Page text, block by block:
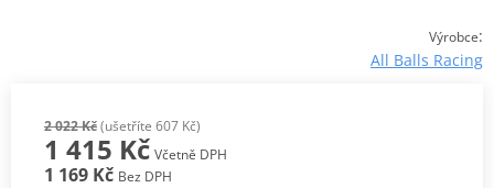
Výrobce:
All Balls Racing
2 022 Kč(ušetříte 607 Kč)
1 415 Kč Včetně DPH
1 169 Kč Bez DPH